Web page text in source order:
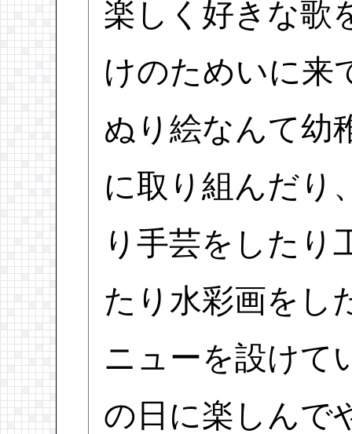
楽しく好きな歌
けのためいに来
ぬり絵なんて幼
に取り組んだり
り手芸をしたり
たり水彩画をし
ニューを設けて
の日に楽しんで